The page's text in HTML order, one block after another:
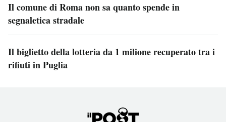
Il comune di Roma non sa quanto spende in
segnaletica stradale
Il biglietto della lotteria da 1 milione recuperato tra i
rifiuti in Puglia